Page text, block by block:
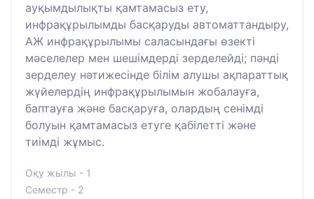
ауқымдылықты қамтамасыз ету,
инфрақұрылымды басқаруды автоматтандыру,
АЖ инфрақұрылымы саласындағы өзекті
мәселелер мен шешімдерді зерделейді; пәнді
зерделеу нәтижесінде білім алушы ақпараттық
жүйелердің инфрақұрылымын жобалауға,
баптауға және басқаруға, олардың сенімді
болуын қамтамасыз етуге қабілетті және
тиімді жұмыс.
Оқу жылы - 1
Семестр - 2